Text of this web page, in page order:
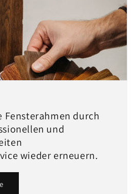
Fensterahmen durch
und
wieder erneuern.